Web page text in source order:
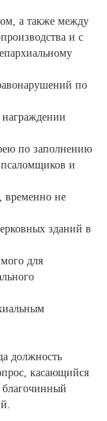
а также между
и с
по
награждении
по заполнению
и
временно не
зданий в
для
должность
касающийся
благочинный